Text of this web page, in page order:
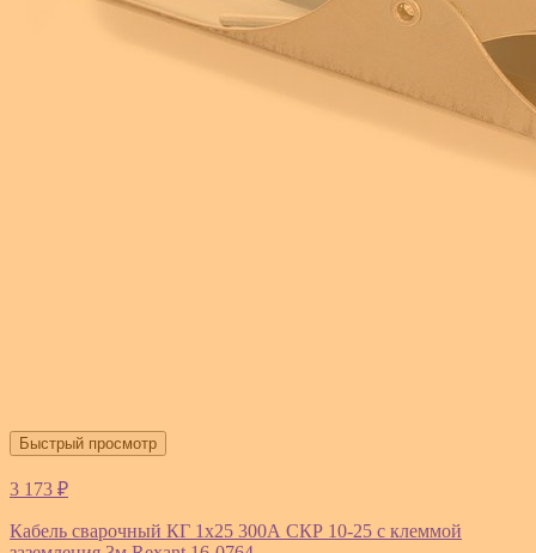
Быстрый просмотр
3 173 ₽
Кабель сварочный КГ 1х25 300А СКР 10-25 с клеммой